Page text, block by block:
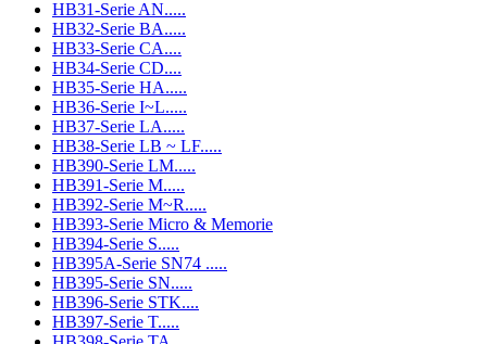
HB31-Serie AN.....
HB32-Serie BA.....
HB33-Serie CA....
HB34-Serie CD....
HB35-Serie HA.....
HB36-Serie I~L.....
HB37-Serie LA.....
HB38-Serie LB ~ LF.....
HB390-Serie LM.....
HB391-Serie M.....
HB392-Serie M~R.....
HB393-Serie Micro & Memorie
HB394-Serie S.....
HB395A-Serie SN74 .....
HB395-Serie SN.....
HB396-Serie STK....
HB397-Serie T.....